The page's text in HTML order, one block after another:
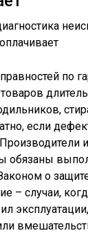
по
если
обязаны
о
– случаи,